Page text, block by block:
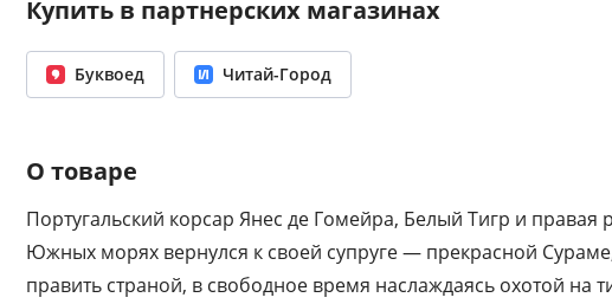
Купить в партнерских магазинах
Буквоед Читай-Город
О товаре
Португальский корсар Янес де Гомейра, Белый Тигр и
Южных морях вернулся к своей супруге — прекрасной
править страной, в свободное время наслаждаясь охотой на